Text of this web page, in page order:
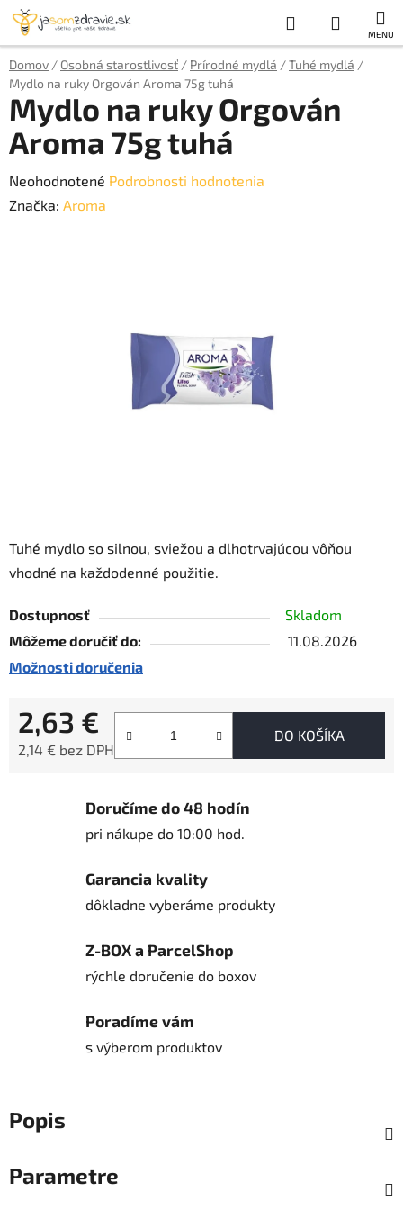
Prejsť
obsah
Hľadať
KOŠÍK
Domov / Osobná starostlivosť / Prírodné mydlá /Tuhé mydlá /
Mydlo na ruky Orgován Aroma 75g tuhá
Tuhé mydlo so silnou, sviežou a dlhotrvajúcou vôňou
vhodné na každodenné použitie.
Dostupnosť
Skladom
Môžeme doručiť do:
11.08.2026
Možnosti doručenia
2,63 €
2,14 € bez DPH
DO KOŠÍKA
Mydlo na ruky Orgován
Aroma 75g tuhá
Priemerné
hodnotenie
Neohodnotené Podrobnosti hodnotenia
Značka: Aroma
Doručíme do 48 hodín
pri nákupe do 10:00 hod.
Garancia kvality
dôkladne vyberáme produkty
Z-BOX a ParcelShop
rýchle doručenie do boxov
Poradíme vám
s výberom produktov
Popis
Parametre